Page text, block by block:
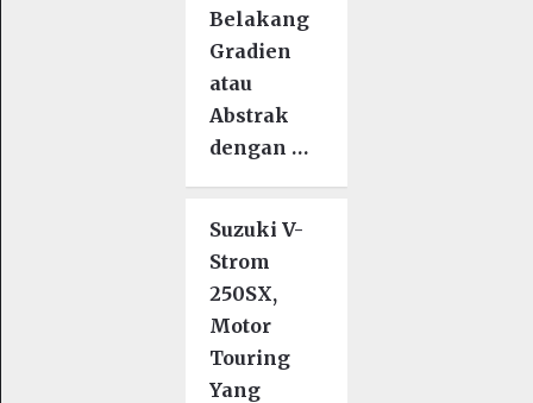
Belakang
Gradien
atau
Abstrak
dengan …
Suzuki V-
Strom
250SX,
Motor
Touring
Yang